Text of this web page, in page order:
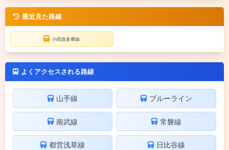
最近見た路線
小田急多摩線
よくアクセスされる路線
山手線 ブルーライン
南武線 常磐線
都営浅草線 日比谷線